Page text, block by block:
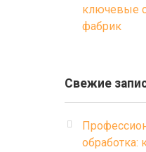
ключевые
фабрик
Свежие
обработка: